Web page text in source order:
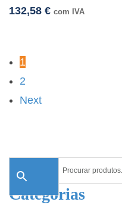
132,58 € com IVA
1
2
Next
Categorias